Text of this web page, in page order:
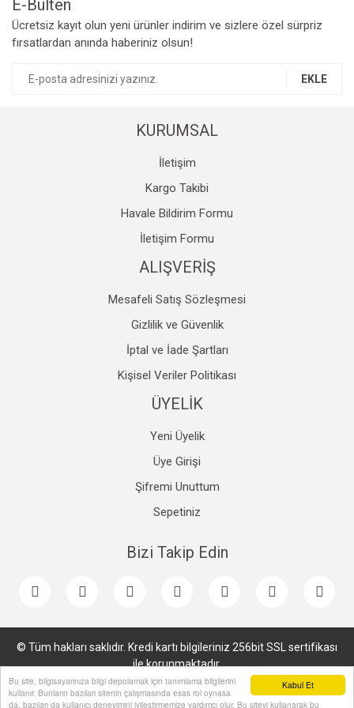
Kabul Et
Bu site, bilgisayarınıza bilgi depolamak için tanımlama bilgilerini
kullanır. Bunların bazıları sitenin çalışmasında esas rol oynasa
da, bazıları da kullanıcı deneyimini iyileştirmemize yardımcı olur. Bu siteyi kullanarak bu
42 ayak no hangi beden palet olur ve stokta varmı
semih Özçakmak | 09/10/2025
Ürün resmi kalitesiz, bozuk veya görüntülenemiyor.
Ürün açıklamasında eksik bilgiler bulunuyor.
Gönder
E-Bülten
Ücretsiz kayıt olun yeni ürünler indirim ve sizlere özel sürpriz
fırsatlardan anında haberiniz olsun!
EKLE
KURUMSAL
İletişim
Kargo Takibi
Havale Bildirim Formu
İletişim Formu
ALIŞVERİŞ
Mesafeli Satış Sözleşmesi
Gizlilik ve Güvenlik
İptal ve İade Şartları
Kişisel Veriler Politikası
ÜYELİK
Yeni Üyelik
Üye Girişi
Şifremi Unuttum
Sepetiniz
Bizi Takip Edin
© Tüm hakları saklıdır. Kredi kartı bilgileriniz 256bit SSL sertifikası
ile korunmaktadır.